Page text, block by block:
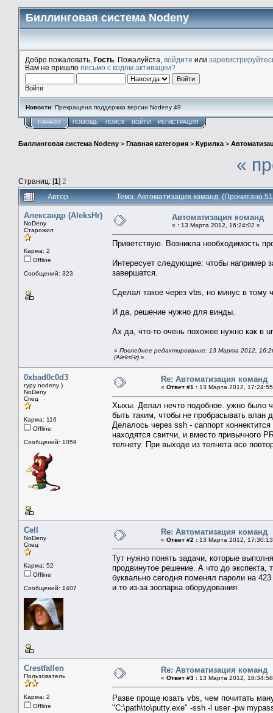
Биллинговая система Nodeny
Добро пожаловать, Гость . Пожалуйста, войдите или
Вам не пришло письмо с кодом активации?
Войти
Новости: Прекращена поддержка версии Nodeny 49
НАЧАЛО ПОМОЩЬ ПОИСК ВОЙТИ РЕГИСТРАЦИЯ
Биллинговая система Nodeny > Главная категория > Курилка >
Страниц: [1] 2
«
Автор Тема: Автоматизация команд (Прочитано
Александр (AleksHr)
NoDeny
Старожил
Карма: 2
Offline
Сообщений: 323
Автоматизация команд
« : 13 Марта 2012, 16:24:02 »
Приветствую. Возникла необходимость
Интересует следующие: чтобы например
завершатся.
Сделал такое через vbs, но минус в тому
И да, решение нужно для винды.
Ах да, что-то очень похожее нужно как в
« Последнее редактирование: 13 Марта 2012,
(AleksHr) »
0xbad0c0d3
гуру nodeny )
NoDeny
Спец
Карма: 116
Offline
Сообщений: 1059
Re: Автоматизация команд
« Ответ #1 : 13 Марта 2012,
Хыхы. Делал нечто подобное. ужно было
быть таким, чтобы не пробрасывать влан
Делалось через ssh - саппорт
находятся свитчи, и вместо привычного
телнету. При выходе из телнета все
Cell
NoDeny
Спец
Карма: 52
Offline
Сообщений: 1407
Re: Автоматизация команд
« Ответ #2 : 13 Марта 2012,
Тут нужно понять задачи, которые
продвинутое решение. А что до экспекта,
буквально сегодня поменял пароли на
и то из-за зоопарка оборудования.
Crestfallen
Пользователь
Карма: 2
Offline
Re: Автоматизация команд
« Ответ #3 : 13 Марта 2012,
Разве проще юзать vbs, чем почитать
"C:\path\to\putty.exe" -ssh -l user -pw